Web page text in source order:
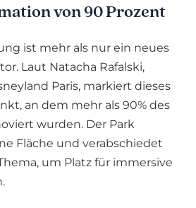
von 90 Prozent
ist mehr als nur ein neues
Laut Natacha Rafalski,
Paris, markiert dieses
an dem mehr als 90% des
wurden. Der Park
Fläche und verabschiedet
um Platz für immersive